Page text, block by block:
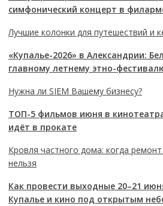
симфонический концерт в
Лучшие колонки для путешествий и
«Купалье-2026» в Александрии:
главному летнему этно-
Нужна ли SIEM Вашему бизнесу?
ТОП-5 фильмов июня в
идёт в прокате
Кровля частного дома: когда
нельзя
Как провести выходные 20–21
Купалье и кино под открытым